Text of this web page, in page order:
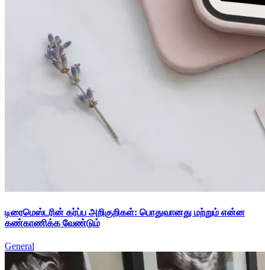
டிரைமெஸ்டரின் கர்ப்ப அறிகுறிகள்: பொதுவானது மற்றும் என்ன
கண்காணிக்க வேண்டும்
General